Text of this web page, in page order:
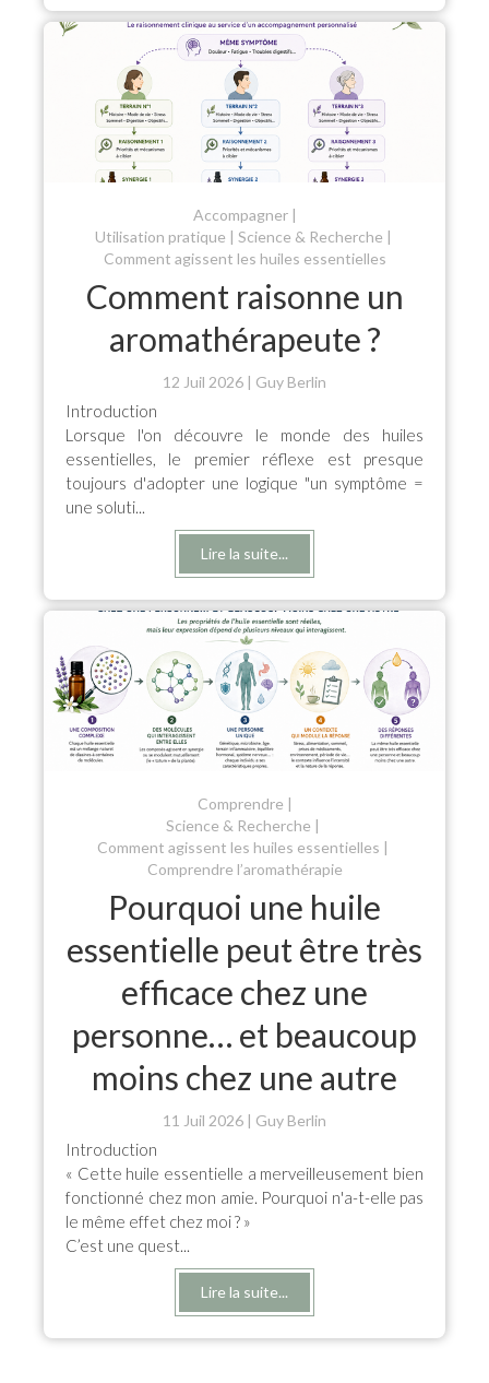
Accompagner
Utilisation pratique
Science & Recherche
Comment agissent les huiles essentielles
Comment raisonne un
aromathérapeute ?
12 Juil 2026 Guy Berlin
Introduction
Lorsque l'on découvre le monde des huiles
essentielles, le premier réflexe est presque
toujours d'adopter une logique "un symptôme =
une soluti...
Lire la suite...
Comprendre
Science & Recherche
Comment agissent les huiles essentielles
Comprendre l’aromathérapie
Pourquoi une huile
essentielle peut être très
efficace chez une
personne… et beaucoup
moins chez une autre
11 Juil 2026 Guy Berlin
Introduction
« Cette huile essentielle a merveilleusement bien
fonctionné chez mon amie. Pourquoi n'a-t-elle pas
le même effet chez moi ? »
C’est une quest...
Lire la suite...